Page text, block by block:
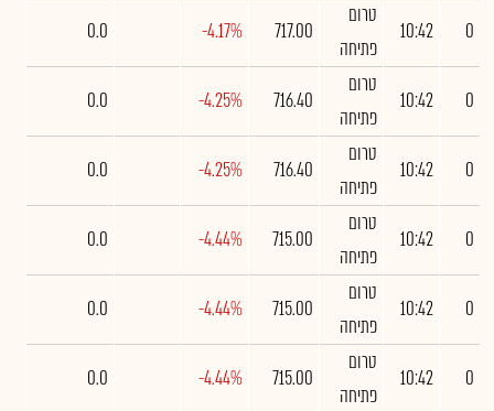
0
10:42
טרום
פתיחה
717.00
-4.17%
0.0
0
10:42
טרום
פתיחה
716.40
-4.25%
0.0
0
10:42
טרום
פתיחה
716.40
-4.25%
0.0
0
10:42
טרום
פתיחה
715.00
-4.44%
0.0
0
10:42
טרום
פתיחה
715.00
-4.44%
0.0
0
10:42
טרום
פתיחה
715.00
-4.44%
0.0